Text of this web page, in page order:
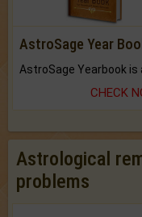
AstroSage Year
CHECK
Astrological
problems